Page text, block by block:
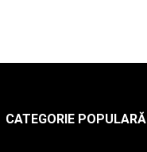
CATEGORIE POPULARĂ